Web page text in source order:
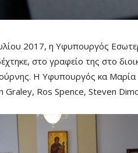
2017, η Υφυπουργός
στο γραφείο της στο
Η Υφυπουργός κα
Ros Spence, Steven